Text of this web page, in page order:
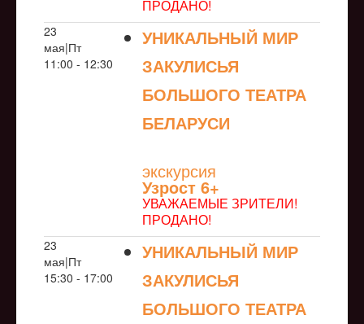
ПРОДАНО!
23
мая|Пт
11:00 - 12:30
УНИКАЛЬНЫЙ МИР
ЗАКУЛИСЬЯ
БОЛЬШОГО ТЕАТРА
БЕЛАРУСИ
экскурсия
Узрoст 6+
УВАЖАЕМЫЕ ЗРИТЕЛИ!
ПРОДАНО!
23
мая|Пт
15:30 - 17:00
УНИКАЛЬНЫЙ МИР
ЗАКУЛИСЬЯ
БОЛЬШОГО ТЕАТРА